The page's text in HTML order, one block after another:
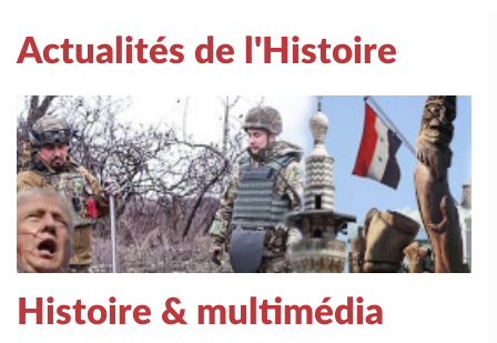
Actualités de l'Histoire
Histoire & multimédia